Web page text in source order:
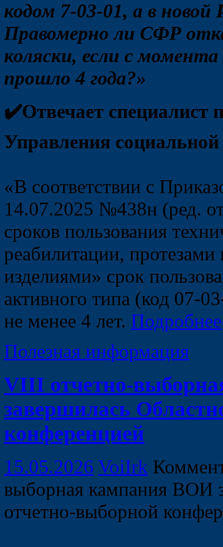
кодом 7-03-01, а в
Правомерно ли СФР
коляски, если с
прошло 4 года?»
✔️Отвечает специалист
Управления
«В соответствии с
14.07.2025 №438н (ред.
сроков пользования
реабилитации,
изделиями» срок
активного типа (код 07-
не менее 4 лет. Подробнее
Полезная информация
VIII отчетно-
завершилась
конференцией
15.05.2026 VoiIrk
выборная кампания ВОИ
отчетно-выборной